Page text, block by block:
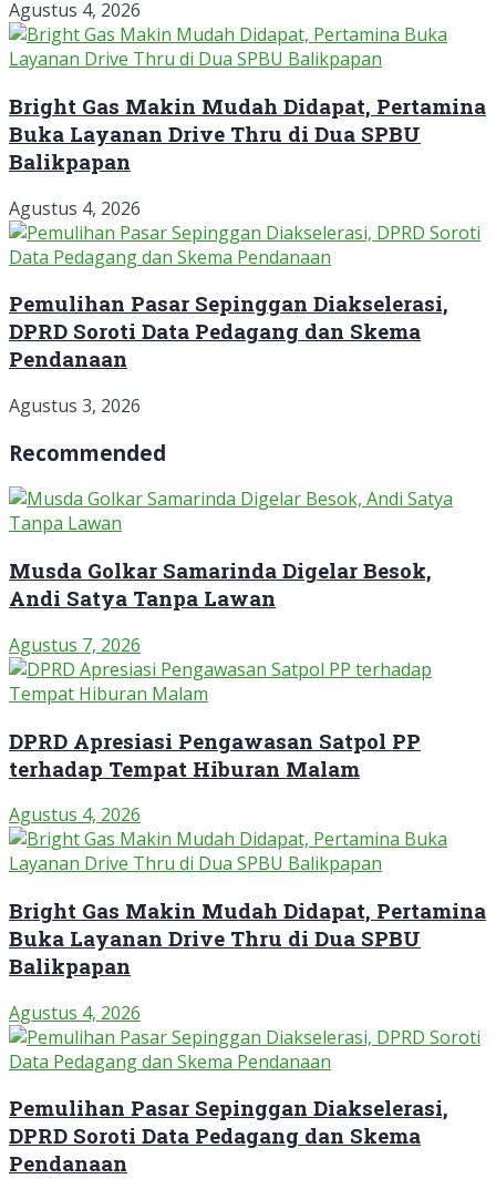
Agustus 4, 2026
Bright Gas Makin Mudah Didapat, Pertamina
Buka Layanan Drive Thru di Dua SPBU
Balikpapan
Agustus 4, 2026
Pemulihan Pasar Sepinggan Diakselerasi,
DPRD Soroti Data Pedagang dan Skema
Pendanaan
Agustus 3, 2026
Recommended
Musda Golkar Samarinda Digelar Besok,
Andi Satya Tanpa Lawan
Agustus 7, 2026
DPRD Apresiasi Pengawasan Satpol PP
terhadap Tempat Hiburan Malam
Agustus 4, 2026
Bright Gas Makin Mudah Didapat, Pertamina
Buka Layanan Drive Thru di Dua SPBU
Balikpapan
Agustus 4, 2026
Pemulihan Pasar Sepinggan Diakselerasi,
DPRD Soroti Data Pedagang dan Skema
Pendanaan